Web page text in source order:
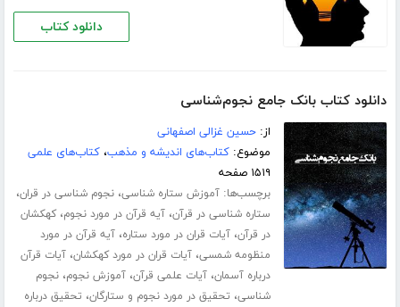
دانلود کتاب
دانلود کتاب بانک جامع نجوم‌شناسی
از:حسین غزالی اصفهانی
موضوع:کتاب‌های اندیشه و مذهب،کتاب‌های علمی
۱۵۱۹ صفحه
برچسب‌ها:آموزش ستاره شناسی،نجوم شناسی در قران،
ستاره شناسی در قرآن،آیه قرآن در مورد نجوم،کهکشان
در قرآن،آیات قران در مورد ستاره،آیه قرآن در مورد
منظومه شمسی،آیات قران در مورد کهکشان،آیات قرآن
درباره آسمان،آیات علمی قرآن،آموزش نجوم،نجوم
شناسی، تحقیق در مورد نجوم و ستارگان، تحقیق درباره